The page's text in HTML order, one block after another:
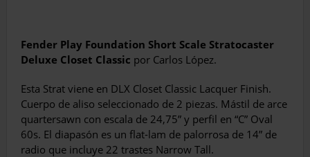
Fender Play Foundation Short Scale Stratocaster
Deluxe Closet Classic por Carlos López.
Esta Strat viene en DLX Closet Classic Lacquer Finish.
Cuerpo de aliso seleccionado de 2 piezas. Mástil de arce
quartersawn con escala de 24,75” y perfil en “C” Oval
60s. El diapasón es un flat-lam de palorrosa de 14” de
radio que incluye 22 trastes Narrow Tall.